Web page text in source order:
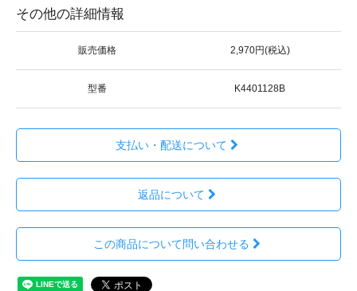
その他の詳細情報
販売価格 2,970円(税込)
型番 K4401128B
支払い・配送について
返品について
この商品について問い合わせる